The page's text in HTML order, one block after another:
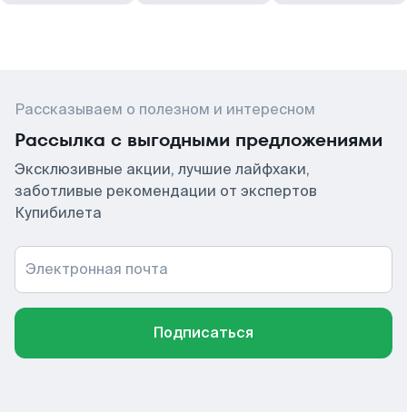
Рассказываем о полезном и интересном
Рассылка с выгодными предложениями
Эксклюзивные акции, лучшие лайфхаки,
заботливые рекомендации от экспертов
Купибилета
Электронная почта
Подписаться